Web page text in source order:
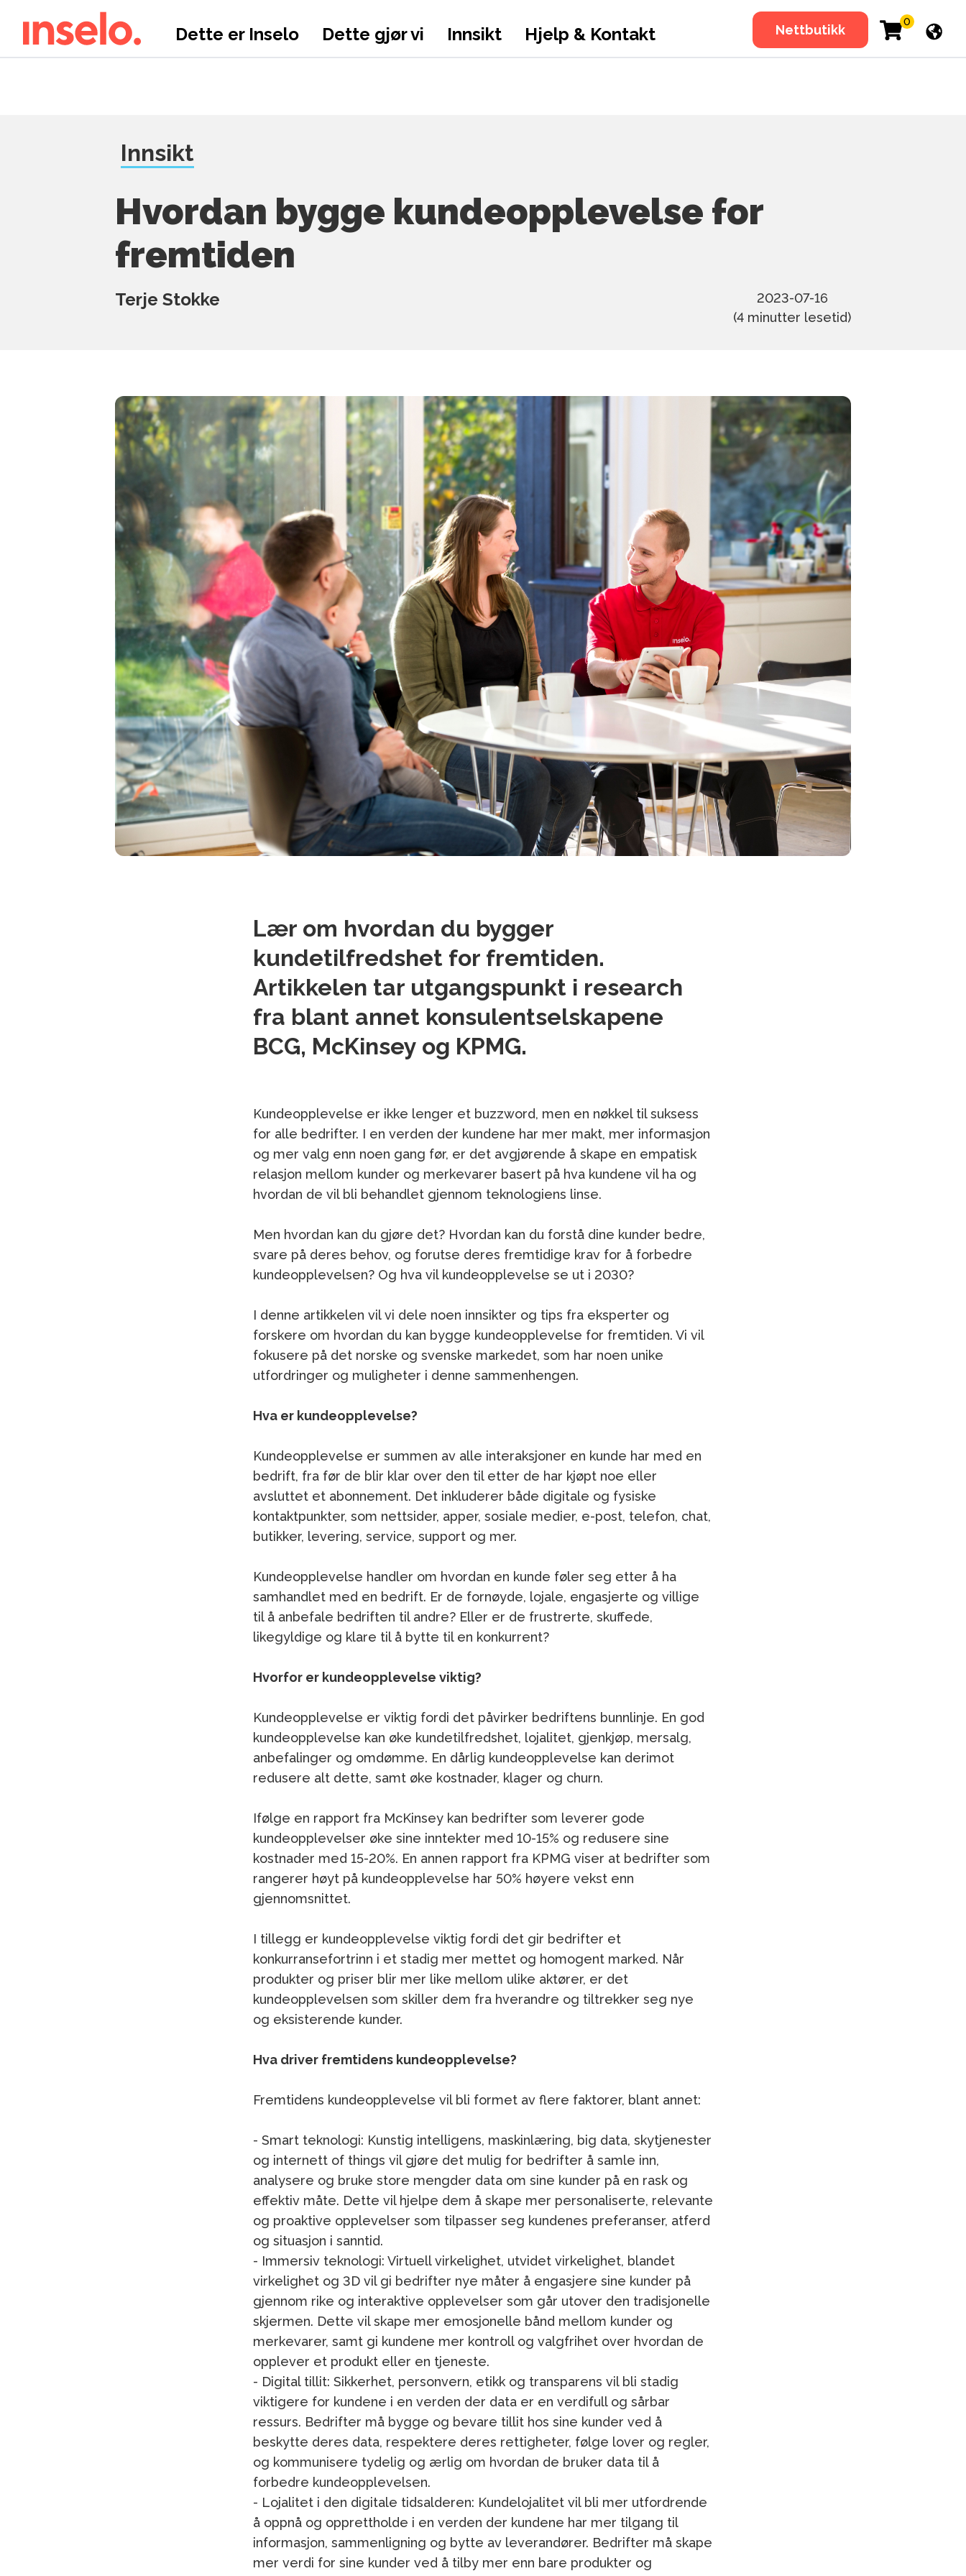
Dette er Inselo Dette gjør vi Innsikt Hjelp & Kontakt Nettbutikk
0
Innsikt
Hvordan bygge kundeopplevelse for
fremtiden
Terje Stokke
2023-07-16
(4 minutter lesetid)
Lær om hvordan du bygger
kundetilfredshet for fremtiden.
Artikkelen tar utgangspunkt i research
fra blant annet konsulentselskapene
BCG, McKinsey og KPMG.
Kundeopplevelse er ikke lenger et buzzword, men en nøkkel til suksess
for alle bedrifter. I en verden der kundene har mer makt, mer informasjon
og mer valg enn noen gang før, er det avgjørende å skape en empatisk
relasjon mellom kunder og merkevarer basert på hva kundene vil ha og
hvordan de vil bli behandlet gjennom teknologiens linse.
Men hvordan kan du gjøre det? Hvordan kan du forstå dine kunder bedre,
svare på deres behov, og forutse deres fremtidige krav for å forbedre
kundeopplevelsen? Og hva vil kundeopplevelse se ut i 2030?
I denne artikkelen vil vi dele noen innsikter og tips fra eksperter og
forskere om hvordan du kan bygge kundeopplevelse for fremtiden. Vi vil
fokusere på det norske og svenske markedet, som har noen unike
utfordringer og muligheter i denne sammenhengen.
Hva er kundeopplevelse?
Kundeopplevelse er summen av alle interaksjoner en kunde har med en
bedrift, fra før de blir klar over den til etter de har kjøpt noe eller
avsluttet et abonnement. Det inkluderer både digitale og fysiske
kontaktpunkter, som nettsider, apper, sosiale medier, e-post, telefon, chat,
butikker, levering, service, support og mer.
Kundeopplevelse handler om hvordan en kunde føler seg etter å ha
samhandlet med en bedrift. Er de fornøyde, lojale, engasjerte og villige
til å anbefale bedriften til andre? Eller er de frustrerte, skuffede,
likegyldige og klare til å bytte til en konkurrent?
Hvorfor er kundeopplevelse viktig?
Kundeopplevelse er viktig fordi det påvirker bedriftens bunnlinje. En god
kundeopplevelse kan øke kundetilfredshet, lojalitet, gjenkjøp, mersalg,
anbefalinger og omdømme. En dårlig kundeopplevelse kan derimot
redusere alt dette, samt øke kostnader, klager og churn.
Ifølge en rapport fra McKinsey kan bedrifter som leverer gode
kundeopplevelser øke sine inntekter med 10-15% og redusere sine
kostnader med 15-20%. En annen rapport fra KPMG viser at bedrifter som
rangerer høyt på kundeopplevelse har 50% høyere vekst enn
gjennomsnittet.
I tillegg er kundeopplevelse viktig fordi det gir bedrifter et
konkurransefortrinn i et stadig mer mettet og homogent marked. Når
produkter og priser blir mer like mellom ulike aktører, er det
kundeopplevelsen som skiller dem fra hverandre og tiltrekker seg nye
og eksisterende kunder.
Hva driver fremtidens kundeopplevelse?
Fremtidens kundeopplevelse vil bli formet av flere faktorer, blant annet:
- Smart teknologi: Kunstig intelligens, maskinlæring, big data, skytjenester
og internett of things vil gjøre det mulig for bedrifter å samle inn,
analysere og bruke store mengder data om sine kunder på en rask og
effektiv måte. Dette vil hjelpe dem å skape mer personaliserte, relevante
og proaktive opplevelser som tilpasser seg kundenes preferanser, atferd
og situasjon i sanntid.
- Immersiv teknologi: Virtuell virkelighet, utvidet virkelighet, blandet
virkelighet og 3D vil gi bedrifter nye måter å engasjere sine kunder på
gjennom rike og interaktive opplevelser som går utover den tradisjonelle
skjermen. Dette vil skape mer emosjonelle bånd mellom kunder og
merkevarer, samt gi kundene mer kontroll og valgfrihet over hvordan de
opplever et produkt eller en tjeneste.
- Digital tillit: Sikkerhet, personvern, etikk og transparens vil bli stadig
viktigere for kundene i en verden der data er en verdifull og sårbar
ressurs. Bedrifter må bygge og bevare tillit hos sine kunder ved å
beskytte deres data, respektere deres rettigheter, følge lover og regler,
og kommunisere tydelig og ærlig om hvordan de bruker data til å
forbedre kundeopplevelsen.
- Lojalitet i den digitale tidsalderen: Kundelojalitet vil bli mer utfordrende
å oppnå og opprettholde i en verden der kundene har mer tilgang til
informasjon, sammenligning og bytte av leverandører. Bedrifter må skape
mer verdi for sine kunder ved å tilby mer enn bare produkter og